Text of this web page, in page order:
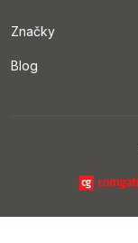
Značky
Blog